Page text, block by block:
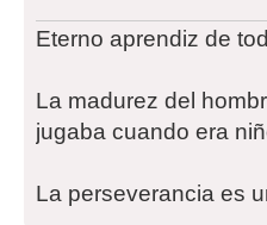
Eterno aprendiz de
La madurez del
jugaba cuando era
La perseverancia es